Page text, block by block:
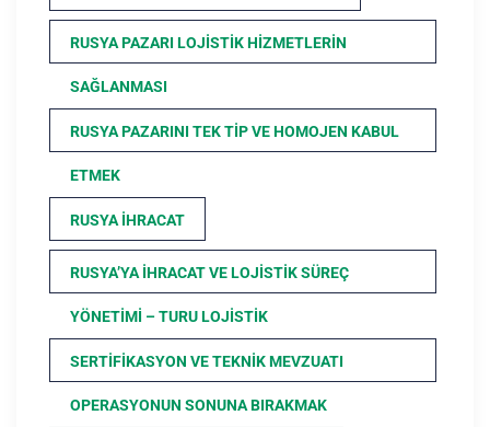
RUSYA PAZARI LOJISTIK HIZMETLERIN
SAĞLANMASI
RUSYA PAZARINI TEK TIP VE HOMOJEN KABUL
ETMEK
RUSYA İHRACAT
RUSYA’YA İHRACAT VE LOJISTIK SÜREÇ
YÖNETIMI – TURU LOJISTIK
SERTIFIKASYON VE TEKNIK MEVZUATI
OPERASYONUN SONUNA BIRAKMAK